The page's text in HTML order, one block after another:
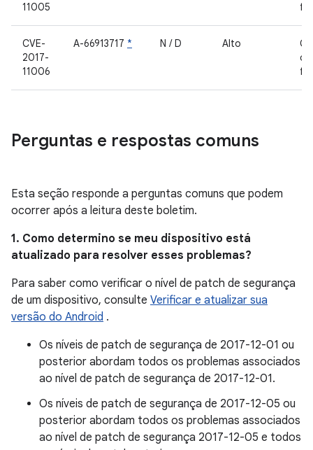
11005
CVE-
2017-
11006
A-66913717 * N / D Alto
Perguntas e respostas comuns
Esta seção responde a perguntas comuns que podem
ocorrer após a leitura deste boletim.
1. Como determino se meu dispositivo está
atualizado para resolver esses problemas?
Para saber como verificar o nível de patch de segurança
de um dispositivo, consulte Verificar e atualizar sua
versão do Android .
Os níveis de patch de segurança de 2017-12-01 ou
posterior abordam todos os problemas associados
ao nível de patch de segurança de 2017-12-01.
Os níveis de patch de segurança de 2017-12-05 ou
posterior abordam todos os problemas associados
ao nível de patch de segurança 2017-12-05 e todos